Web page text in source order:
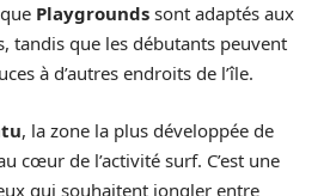
Playgrounds sont adaptés aux
tandis que les débutants peuvent
à d’autres endroits de l’île.
, la zone la plus développée de
cœur de l’activité surf. C’est une
qui souhaitent jongler entre